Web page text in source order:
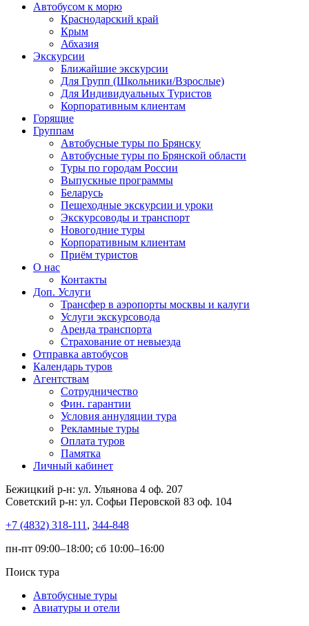
Автобусом к морю
Краснодарский край
Крым
Абхазия
Экскурсии
Ближайшие экскурсии
Для Групп (Школьники/Взрослые)
Для Индивидуальных Туристов
Корпоративным клиентам
Горящие
Группам
Автобусные туры по Брянску
Автобусные туры по Брянской области
Туры по городам России
Выпускные программы
Беларусь
Пешеходные экскурсии и уроки
Экскурсоводы и транспорт
Новогодние туры
Корпоративным клиентам
Приём туристов
О нас
Контакты
Доп. Услуги
Трансфер в аэропорты москвы и калуги
Услуги экскурсовода
Аренда транспорта
Страхование от невыезда
Отправка автобусов
Календарь туров
Агентствам
Сотрудничество
Фин. гарантии
Условия аннуляции тура
Рекламные туры
Оплата туров
Памятка
Личный кабинет
Бежицкий р-н: ул. Ульянова 4 оф. 207
Советский р-н: ул. Софьи Перовской 83 оф. 104
+7 (4832) 318-111 , 344-848
пн-пт 09:00–18:00; сб 10:00–16:00
Поиск тура
Автобусные туры
Авиатуры и отели